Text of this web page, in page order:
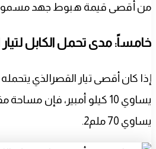
من أقصى قيمة هبوط جهد مسموح بها
خامساً: مدى تحمل الكابل لتيار
يساوي 10 كيلو أمبير، فإن
يساوي 70 ملم2.